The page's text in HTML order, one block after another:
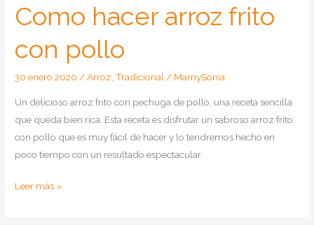
Como hacer arroz frito
con pollo
30 enero 2020/Arroz,Tradicional/ MamySonia
Un delicioso arroz frito con pechuga de pollo, una receta sencilla
que queda bien rica. Esta receta es disfrutar un sabroso arroz frito
con pollo que es muy fácil de hacer y lo tendremos hecho en
poco tiempo con un resultado espectacular.
Como
Leer más »